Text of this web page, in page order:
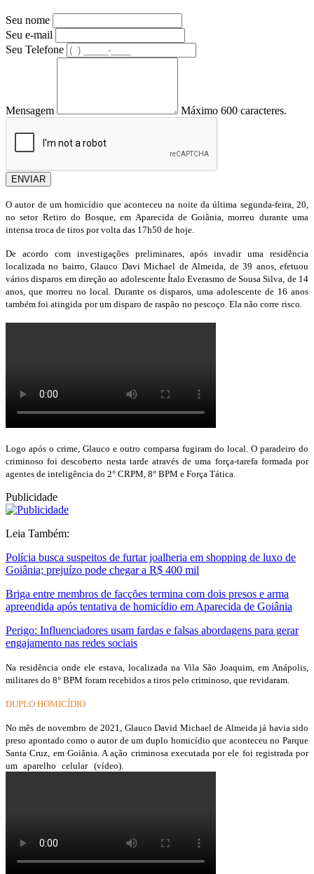
Seu nome
Seu e-mail
Seu Telefone
Mensagem Máximo 600 caracteres.
ENVIAR
O autor de um homicídio que aconteceu na noite da última segunda-feira, 20,
no setor Retiro do Bosque, em Aparecida de Goiânia, morreu durante uma
intensa troca de tiros por volta das 17h50 de hoje.
De acordo com investigações preliminares, após invadir uma residência
localizada no bairro, Glauco Davi Michael de Almeida, de 39 anos, efetuou
vários disparos em direção ao adolescente Ítalo Everasmo de Sousa Silva, de 14
anos, que morreu no local. Durante os disparos, uma adolescente de 16 anos
também foi atingida por um disparo de raspão no pescoço. Ela não corre risco.
Logo após o crime, Glauco e outro comparsa fugiram do local. O paradeiro do
criminoso foi descoberto nesta tarde através de uma força-tarefa formada por
agentes de inteligência do 2° CRPM, 8° BPM e Força Tática.
Publicidade
Leia Também:
Polícia busca suspeitos de furtar joalheria em shopping de luxo de
Goiânia; prejuízo pode chegar a R$ 400 mil
Briga entre membros de facções termina com dois presos e arma
apreendida após tentativa de homicídio em Aparecida de Goiânia
Perigo: Influenciadores usam fardas e falsas abordagens para gerar
engajamento nas redes sociais
Na residência onde ele estava, localizada na Vila São Joaquim, em Anápolis,
militares do 8° BPM foram recebidos a tiros pelo criminoso, que revidaram.
DUPLO HOMICÍDIO
No mês de novembro de 2021, Glauco David Michael de Almeida já havia sido
preso apontado como o autor de um duplo homicídio que aconteceu no Parque
Santa Cruz, em Goiânia. A ação criminosa executada por ele foi registrada por
um aparelho celular (vídeo).